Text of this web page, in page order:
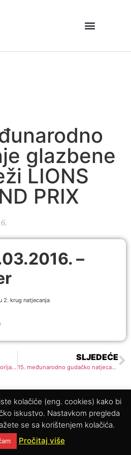
glazbene
LIONS
PRIX
–
2. krug natjecanja
Međunarodno natjecanje Memorijal Jurica Murai
SLJEDEĆE
15. međunarodno gudačko natjecanje Rudolf Matz
Lisinskog Bjelovar
kolačiće (eng. cookies) kako bi
iskustvo. Nastavkom pregleda
se sa korištenjem kolačića.
Pročitaj više